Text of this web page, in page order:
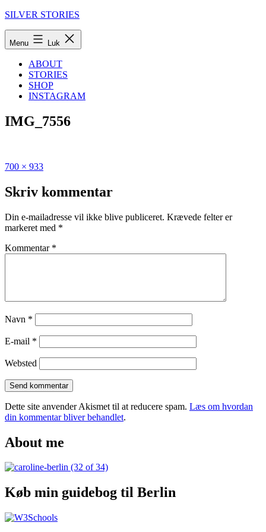
Fortsæt
SILVER STORIES
Menu Luk
ABOUT
STORIES
SHOP
INSTAGRAM
IMG_7556
Udgivet
Den
ultimative
til
Bukarest
Fuld
700 × 933
Skriv kommentar
Din e-mailadresse vil ikke blive publiceret. Krævede felter er
markeret med *
Kommentar *
Navn *
E-mail *
Websted
Dette site anvender Akismet til at reducere spam. Læs om hvordan
din kommentar bliver behandlet.
About me
Køb min guidebog til Berlin